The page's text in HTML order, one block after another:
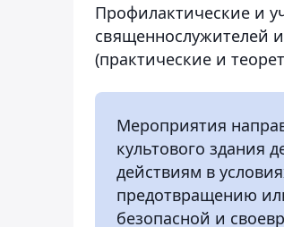
Профилактические и
священнослужителей
(практические и
Мероприятия
культового здания
действиям в
предотвращению
безопасной и